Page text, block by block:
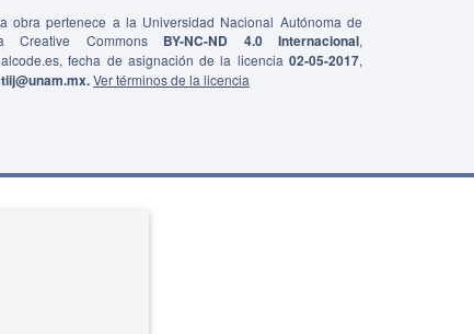
obra pertenece a la Universidad Nacional Autónoma de
Commons BY-NC-ND 4.0 Internacional,
fecha de asignación de la licencia 02-05-2017,
Ver términos de la licencia